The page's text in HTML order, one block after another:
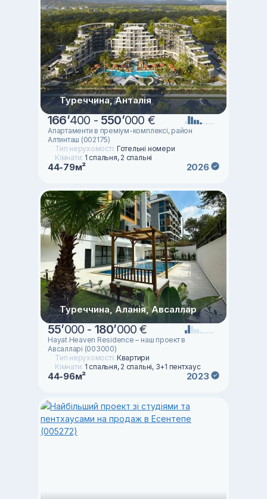
Туреччина, Анталія
166’400 - 550’000 €
Апартаменти в преміум-комплексі, район
Алтинташ (002175)
Тип нерухомості: Готельні номери
Кімнати: 1 спальня, 2 спальні
44-79м² 2026
Туреччина, Аланія, Авсаллар
55’000 - 180’000 €
Hayat Heaven Residence – наш проект в
Авсалларі (003000)
Тип нерухомості: Квартири
Кімнати: 1 спальня, 2 спальні, 3+1 пентхаус
44-96м² 2023